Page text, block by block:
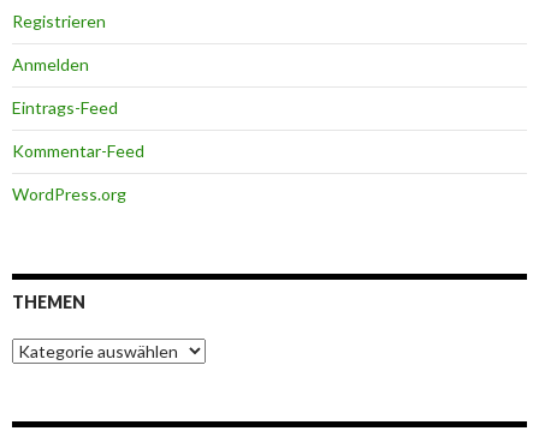
Registrieren
Anmelden
Eintrags-Feed
Kommentar-Feed
WordPress.org
THEMEN
Themen